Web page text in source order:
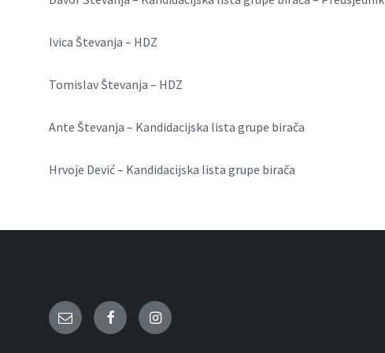
Ivica Števanja – HDZ
Tomislav Števanja – HDZ
Ante Števanja – Kandidacijska lista grupe birača
Hrvoje Dević – Kandidacijska lista grupe birača
Email FacebookInstagram